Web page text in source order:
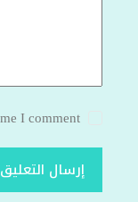
I comment.
إرسال التعليق